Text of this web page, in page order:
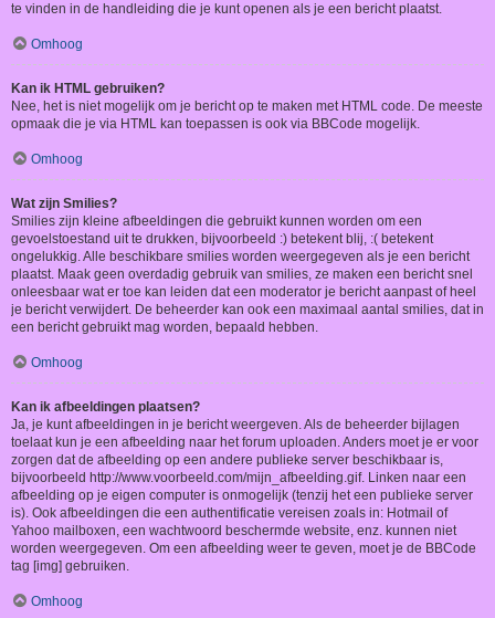
te vinden in de handleiding die je kunt openen als je een bericht plaatst.
Omhoog
Kan ik HTML gebruiken?
Nee, het is niet mogelijk om je bericht op te maken met HTML code. De meeste
opmaak die je via HTML kan toepassen is ook via BBCode mogelijk.
Omhoog
Wat zijn Smilies?
Smilies zijn kleine afbeeldingen die gebruikt kunnen worden om een
gevoelstoestand uit te drukken, bijvoorbeeld :) betekent blij, :( betekent
ongelukkig. Alle beschikbare smilies worden weergegeven als je een bericht
plaatst. Maak geen overdadig gebruik van smilies, ze maken een bericht snel
onleesbaar wat er toe kan leiden dat een moderator je bericht aanpast of heel
je bericht verwijdert. De beheerder kan ook een maximaal aantal smilies, dat in
een bericht gebruikt mag worden, bepaald hebben.
Omhoog
Kan ik afbeeldingen plaatsen?
Ja, je kunt afbeeldingen in je bericht weergeven. Als de beheerder bijlagen
toelaat kun je een afbeelding naar het forum uploaden. Anders moet je er voor
zorgen dat de afbeelding op een andere publieke server beschikbaar is,
bijvoorbeeld http://www.voorbeeld.com/mijn_afbeelding.gif. Linken naar een
afbeelding op je eigen computer is onmogelijk (tenzij het een publieke server
is). Ook afbeeldingen die een authentificatie vereisen zoals in: Hotmail of
Yahoo mailboxen, een wachtwoord beschermde website, enz. kunnen niet
worden weergegeven. Om een afbeelding weer te geven, moet je de BBCode
tag [img] gebruiken.
Omhoog